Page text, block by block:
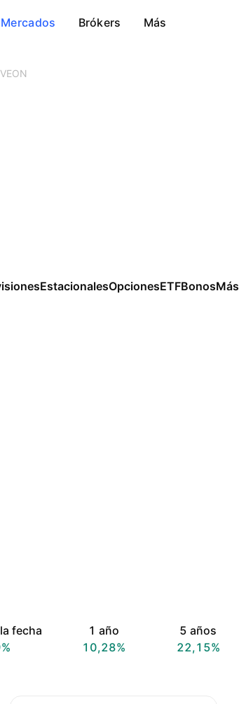
Mercados Brókers Más
VEON
EstacionalesOpcionesETFBonosMás
fecha
1 año
10,28%
5 años
22,15%